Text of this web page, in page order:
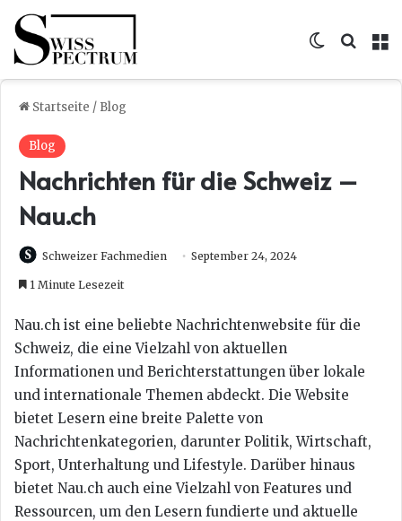
Skin
Startseite / Blog
Blog
Nachrichten für die Schweiz –
Nau.ch
Schweizer Fachmedien September 24, 2024
1 Minute Lesezeit
Nau.ch ist eine beliebte Nachrichtenwebsite für die
Schweiz, die eine Vielzahl von aktuellen
Informationen und Berichterstattungen über lokale
und internationale Themen abdeckt. Die Website
bietet Lesern eine breite Palette von
Nachrichtenkategorien, darunter Politik, Wirtschaft,
Sport, Unterhaltung und Lifestyle. Darüber hinaus
bietet Nau.ch auch eine Vielzahl von Features und
Ressourcen, um den Lesern fundierte und aktuelle